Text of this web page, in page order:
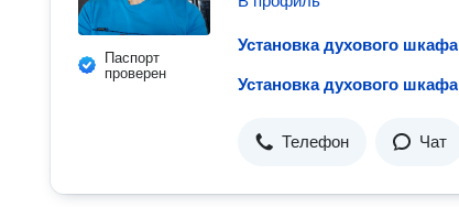
Паспорт
проверен
Установка духового шкафа
Установка духового шкафа
Телефон Чат